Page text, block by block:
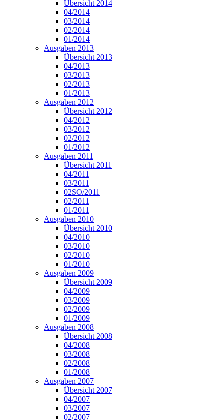
Übersicht 2014
04/2014
03/2014
02/2014
01/2014
Ausgaben 2013
Übersicht 2013
04/2013
03/2013
02/2013
01/2013
Ausgaben 2012
Übersicht 2012
04/2012
03/2012
02/2012
01/2012
Ausgaben 2011
Übersicht 2011
04/2011
03/2011
02SO/2011
02/2011
01/2011
Ausgaben 2010
Übersicht 2010
04/2010
03/2010
02/2010
01/2010
Ausgaben 2009
Übersicht 2009
04/2009
03/2009
02/2009
01/2009
Ausgaben 2008
Übersicht 2008
04/2008
03/2008
02/2008
01/2008
Ausgaben 2007
Übersicht 2007
04/2007
03/2007
02/2007